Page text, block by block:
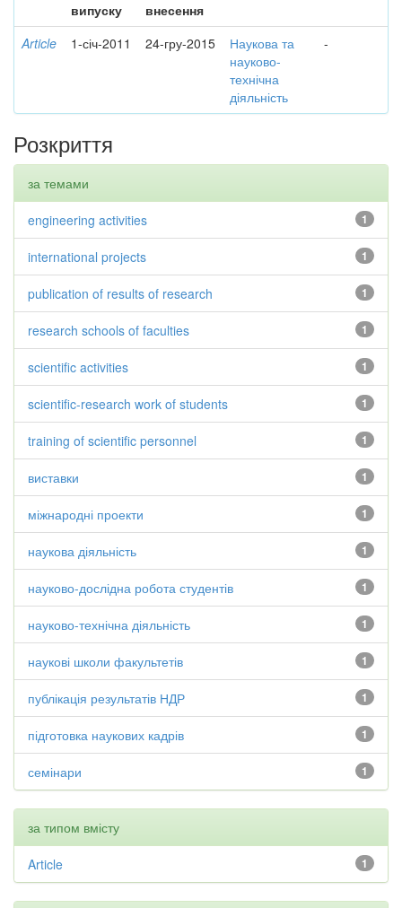
випуску
внесення
Article 1-січ-2011 24-гру-2015
Наукова та
науково-
технічна
діяльність
-
Розкриття
за темами
1
engineering activities
1
international projects
1
publication of results of research
1
research schools of faculties
1
scientific activities
1
scientific-research work of students
1
training of scientific personnel
1
виставки
1
міжнародні проекти
1
наукова діяльність
1
науково-дослідна робота студентів
1
науково-технічна діяльність
1
наукові школи факультетів
1
публікація результатів НДР
1
підготовка наукових кадрів
1
семінари
за типом вмісту
1
Article